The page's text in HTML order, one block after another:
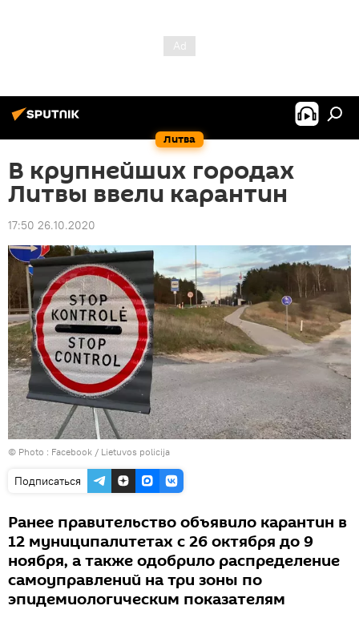
Литва
В крупнейших городах
Литвы ввели карантин
17:50 26.10.2020
© Photo : Facebook / Lietuvos policija
Подписаться
Ранее правительство объявило карантин в
12 муниципалитетах с 26 октября до 9
ноября, а также одобрило распределение
самоуправлений на три зоны по
эпидемиологическим показателям